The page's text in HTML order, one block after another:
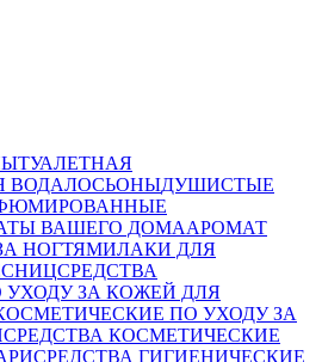
ТУАЛЕТНАЯ
ВОДАЛОСЬОНЫДУШИСТЫЕ
ВАШЕГО ДОМААРОМАТ
НОГТЯМИЛАКИ ДЛЯ
СРЕДСТВА
ЗА КОЖЕЙ ДЛЯ
ПО УХОДУ ЗА
СРЕДСТВА КОСМЕТИЧЕСКИЕ
СРЕДСТВА ГИГИЕНИЧЕСКИЕ